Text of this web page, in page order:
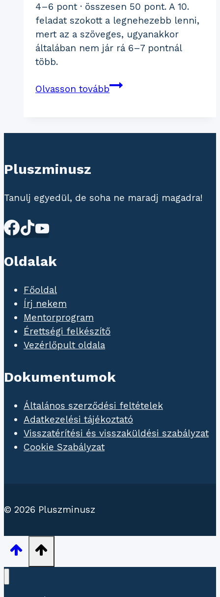
4–6 pont · összesen 50 pont. A 10.
feladat szokott a legnehezebb lenni,
mert az a szöveges, ugyanakkor
általában nem jár rá 6–7 pontnál
több.
Olvasson továbbIlyen
Pluszminusz
Tanulj egyedül, de soha ne maradj magadra!
Oldalak
Főoldal
Írj nekem
Mentorprogram
Érettségi felkészítő
Vezérlőpult oldala
Dokumentumok
Általános szerződési feltételek
Adatkezelési tájékoztató
Visszatérítési és visszaküldési szabályzat
Cookie Szabályzat
© 2026 Pluszminusz